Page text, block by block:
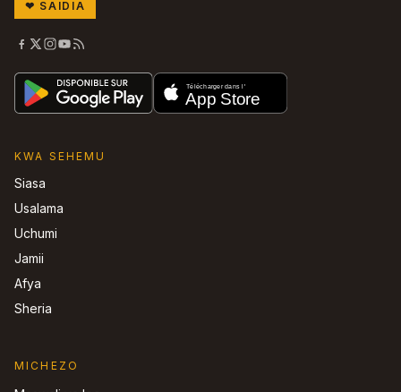
❤ SAIDIA
KWA SEHEMU
Siasa
Usalama
Uchumi
Jamii
Afya
Sheria
MICHEZO